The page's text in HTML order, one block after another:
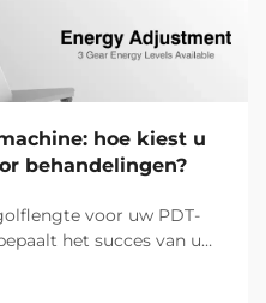
hoe kiest u
behandelingen?
voor uw PDT-
het succes van uw
dringen op